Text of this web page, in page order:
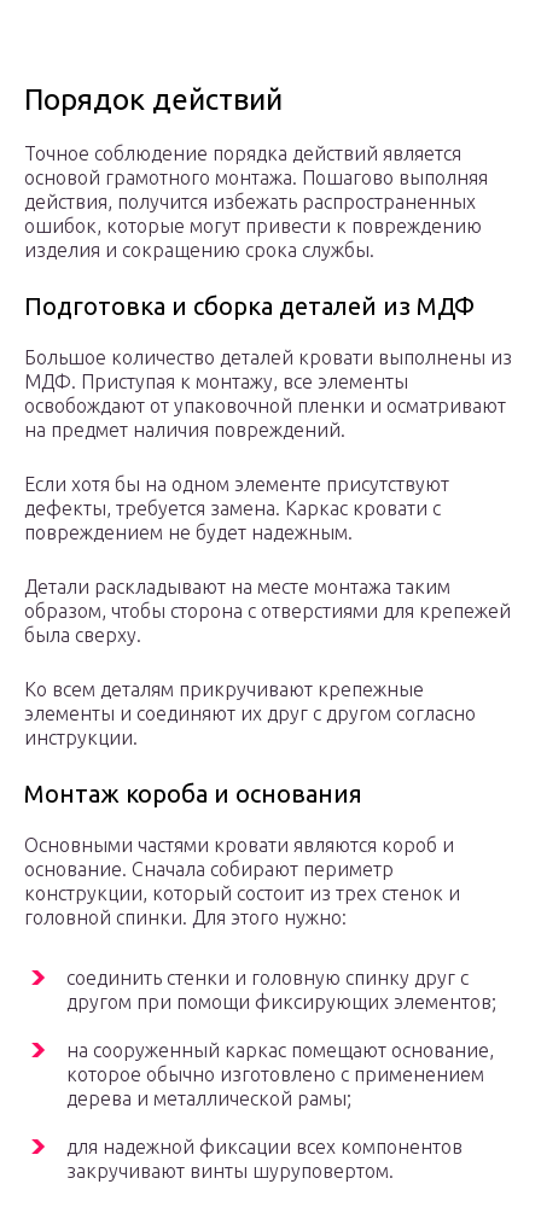
Порядок действий
Точное соблюдение порядка действий является
основой грамотного монтажа. Пошагово выполняя
действия, получится избежать распространенных
ошибок, которые могут привести к повреждению
изделия и сокращению срока службы.
Подготовка и сборка деталей из МДФ
Большое количество деталей кровати выполнены из
МДФ. Приступая к монтажу, все элементы
освобождают от упаковочной пленки и осматривают
на предмет наличия повреждений.
Если хотя бы на одном элементе присутствуют
дефекты, требуется замена. Каркас кровати с
повреждением не будет надежным.
Детали раскладывают на месте монтажа таким
образом, чтобы сторона с отверстиями для крепежей
была сверху.
Ко всем деталям прикручивают крепежные
элементы и соединяют их друг с другом согласно
инструкции.
Монтаж короба и основания
Основными частями кровати являются короб и
основание. Сначала собирают периметр
конструкции, который состоит из трех стенок и
головной спинки. Для этого нужно:
соединить стенки и головную спинку друг с
другом при помощи фиксирующих элементов;
на сооруженный каркас помещают основание,
которое обычно изготовлено с применением
дерева и металлической рамы;
для надежной фиксации всех компонентов
закручивают винты шуруповертом.